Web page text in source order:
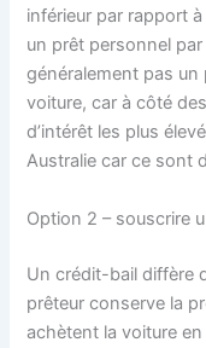
inférieur par rapport
un prêt personnel
généralement pas
voiture, car à côté
d’intérêt les plus
Australie car ce sont
Option 2 – souscrire
Un crédit-bail diffère
prêteur conserve la
achètent la voiture